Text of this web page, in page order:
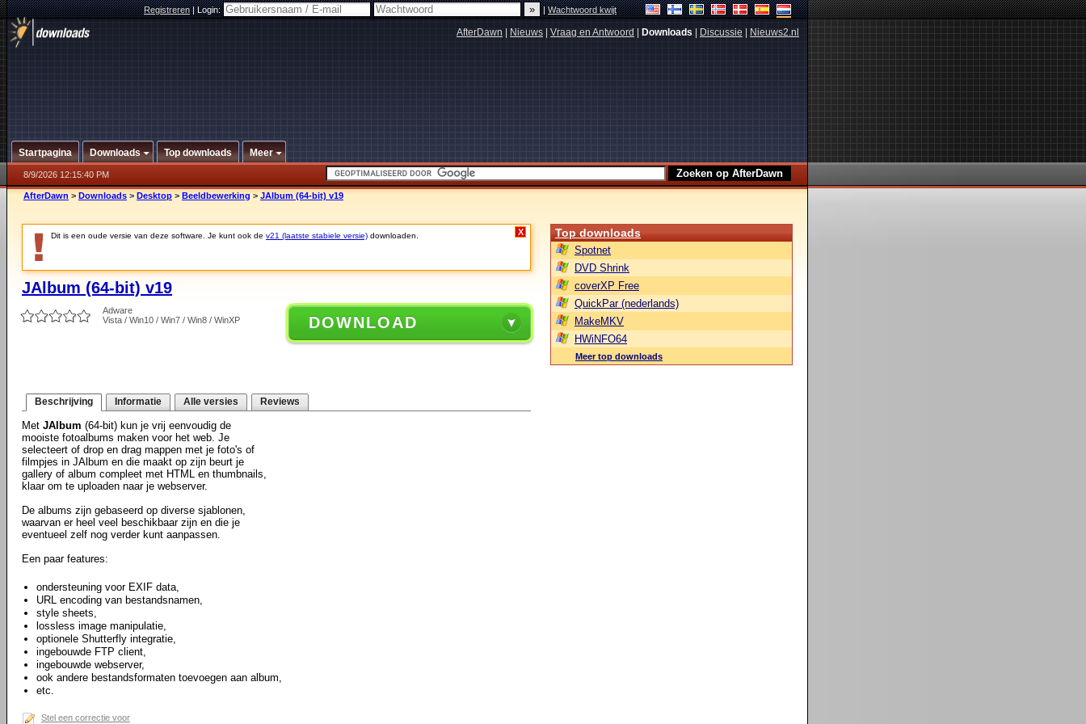
Registreren|Login: |Wachtwoord kwijt
AfterDawn Nieuws Vraag en Antwoord Downloads Discussie Nieuws2.nl
Startpagina Downloads Top downloads Meer
8/9/2026 12:15:40 PM
AfterDawn > Downloads > Desktop > Beeldbewerking > JAlbum (64-bit) v19
Dit is een oude versie van deze software. Je kunt ook de v21 (laatste stabiele versie) downloaden. X
JAlbum (64-bit) v19
Adware
Vista / Win10 / Win7 / Win8 / WinXP
DOWNLOAD
Beschrijving Informatie Alle versies Reviews
Met JAlbum (64-bit) kun je vrij eenvoudig de
mooiste fotoalbums maken voor het web. Je
selecteert of drop en drag mappen met je foto's of
filmpjes in JAlbum en die maakt op zijn beurt je
gallery of album compleet met HTML en thumbnails,
klaar om te uploaden naar je webserver.
De albums zijn gebaseerd op diverse sjablonen,
waarvan er heel veel beschikbaar zijn en die je
eventueel zelf nog verder kunt aanpassen.
Een paar features:
ondersteuning voor EXIF data,
URL encoding van bestandsnamen,
style sheets,
lossless image manipulatie,
optionele Shutterfly integratie,
ingebouwde FTP client,
ingebouwde webserver,
ook andere bestandsformaten toevoegen aan album,
etc.
Stel een correctie voor
Top downloads
Spotnet
DVD Shrink
coverXP Free
QuickPar (nederlands)
MakeMKV
HWiNFO64
Meer top downloads